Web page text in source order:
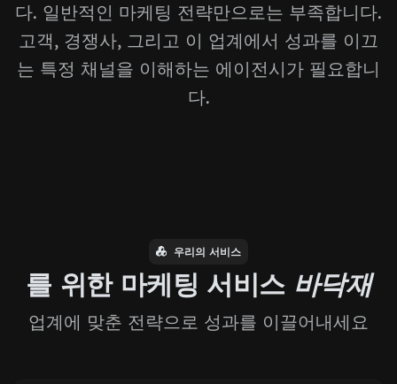
다. 일반적인 마케팅 전략만으로는 부족합니다.
고객, 경쟁사, 그리고 이 업계에서 성과를 이끄
는 특정 채널을 이해하는 에이전시가 필요합니
다.
우리의 서비스
를 위한 마케팅 서비스 바닥재
업계에 맞춘 전략으로 성과를 이끌어내세요